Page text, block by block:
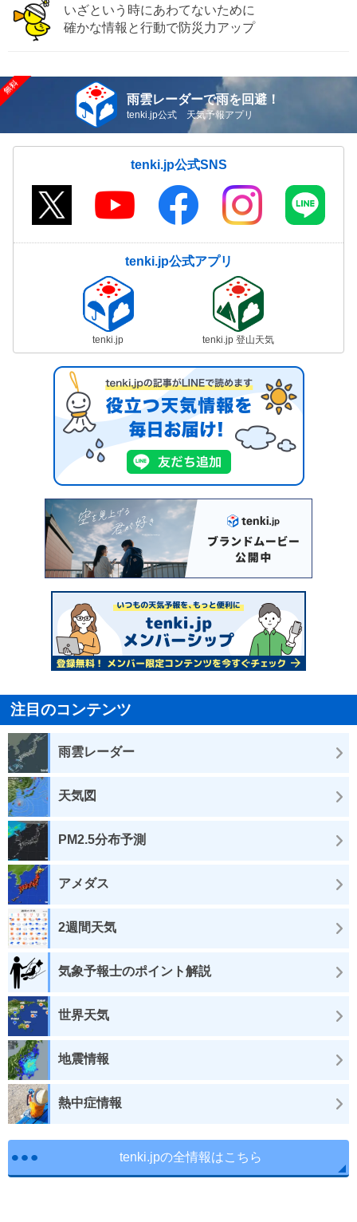
いざという時にあわてないために
確かな情報と行動で防災力アップ
雨雲レーダーで雨を回避！
tenki.jp公式 天気予報アプリ
tenki.jp公式SNS
tenki.jp公式アプリ
tenki.jp tenki.jp 登山天気
注目のコンテンツ
雨雲レーダー
天気図
PM2.5分布予測
アメダス
2週間天気
気象予報士のポイント解説
世界天気
地震情報
熱中症情報
tenki.jpの全情報はこちら